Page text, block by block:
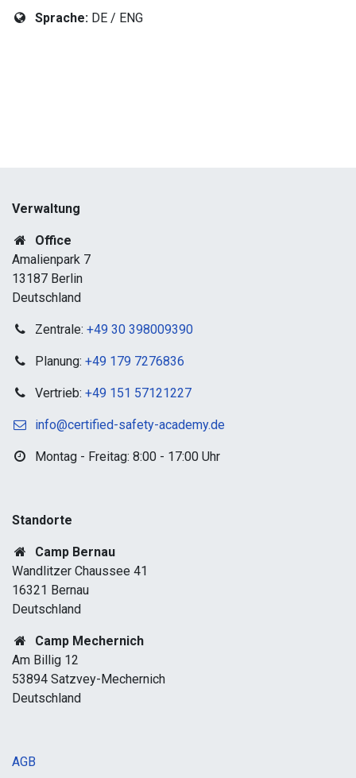
Sprache:DE / ENG
Verwaltung
Office
Amalienpark 7
13187 Berlin
Deutschland
Zentrale: +49 30 398009390
Planung: +49 179 7276836
Vertrieb: +49 151 57121227
info@certified-safety-academy.de
Montag - Freitag: 8:00 - 17:00 Uhr
Standorte​
Camp Bernau
Wandlitzer Chaussee 41
16321 Bernau
Deutschland
Camp Mechernich
Am Billig 12
53894 Satzvey-Mechernich
Deutschland
AGB